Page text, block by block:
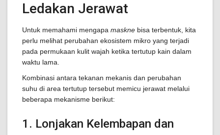
Ledakan Jerawat
Untuk memahami mengapa maskne bisa terbentuk, kita
perlu melihat perubahan ekosistem mikro yang terjadi
pada permukaan kulit wajah ketika tertutup kain dalam
waktu lama.
Kombinasi antara tekanan mekanis dan perubahan
suhu di area tertutup tersebut memicu jerawat melalui
beberapa mekanisme berikut:
1. Lonjakan Kelembapan dan